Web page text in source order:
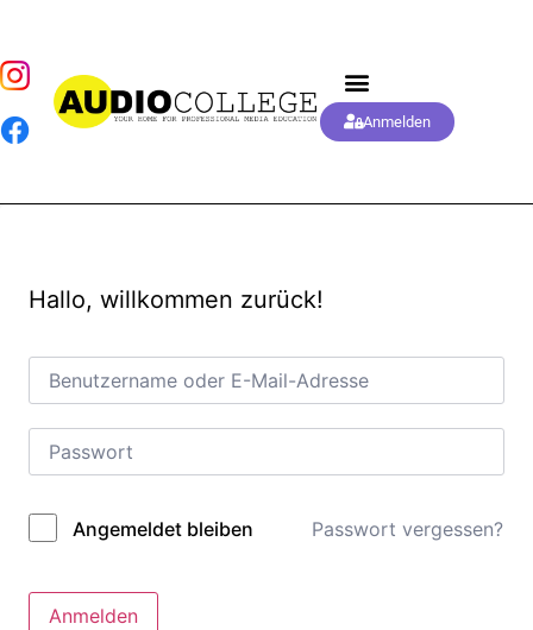
Anmelden
Hallo, willkommen zurück!
Alternative:
Angemeldet bleiben Passwort vergessen?
Anmelden